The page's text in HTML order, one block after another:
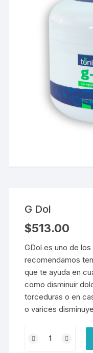
G Dol
$513.00
GDol es uno de
recomendamos
que te ayuda en
como disminuir
torceduras o en
o varices
Dol